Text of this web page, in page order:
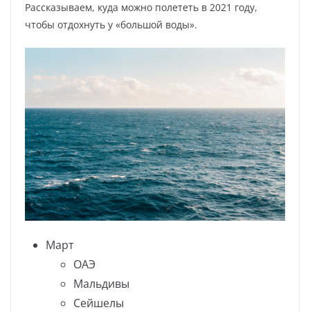
Рассказываем, куда можно полететь в 2021 году,
чтобы отдохнуть у «большой воды».
Март
ОАЭ
Мальдивы
Сейшелы